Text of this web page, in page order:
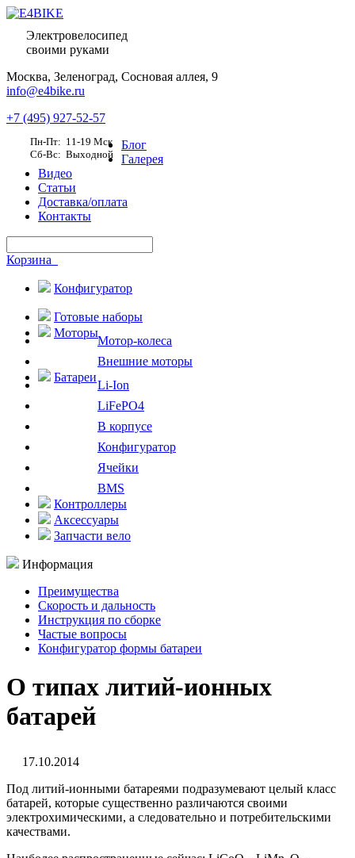
Электровелосипед
своими руками
Москва, Зеленоград, Сосновая аллея, 9
info@e4bike.ru
+7 (495) 927-52-57
Пн-Пт: 11-19 Мск
Сб-Вс: Выходной
Блог
Галерея
Видео
Статьи
Доставка/оплата
Контакты
Корзина
Конфигуратор
Готовые наборы
Моторы
Мотор-колеса
Внешние моторы
Батареи
Li-Ion
LiFePO4
В корпусе
Конфигуратор
Ячейки
BMS
Контроллеры
Аксессуары
Запчасти вело
Информация
Преимущества
Скорость и дальность
Инструкция по сборке
Частые вопросы
Конфигуратор формы батареи
О типах литий-ионных
батарей
17.10.2014
Под литий-ионными батареями подразумевают целый класс
батарей, которые существенно различаются своими
электрохимическими, а следовательно и потребительскими
качествами.